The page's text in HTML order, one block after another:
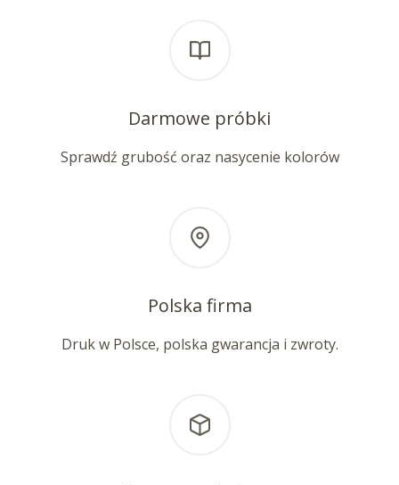
Darmowe próbki
Sprawdź grubość oraz nasycenie kolorów
Polska firma
Druk w Polsce, polska gwarancja i zwroty.